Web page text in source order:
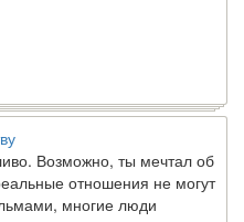
Возможно, ты мечтал об
отношения не могут
многие люди